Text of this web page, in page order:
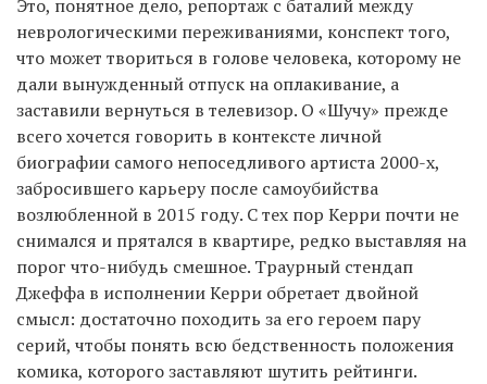
Это, понятное дело, репортаж с баталий между
неврологическими переживаниями, конспект того,
что может твориться в голове человека, которому не
дали вынужденный отпуск на оплакивание, а
заставили вернуться в телевизор. О «Шучу» прежде
всего хочется говорить в контексте личной
биографии самого непоседливого артиста 2000-х,
забросившего карьеру после самоубийства
возлюбленной в 2015 году. С тех пор Керри почти не
снимался и прятался в квартире, редко выставляя на
порог что-нибудь смешное. Траурный стендап
Джеффа в исполнении Керри обретает двойной
смысл: достаточно походить за его героем пару
серий, чтобы понять всю бедственность положения
комика, которого заставляют шутить рейтинги.